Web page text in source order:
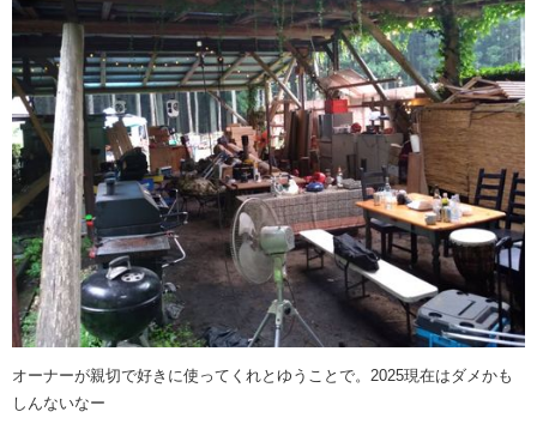
オーナーが親切で好きに使ってくれとゆうことで。2025現在はダメかも
しんないなー